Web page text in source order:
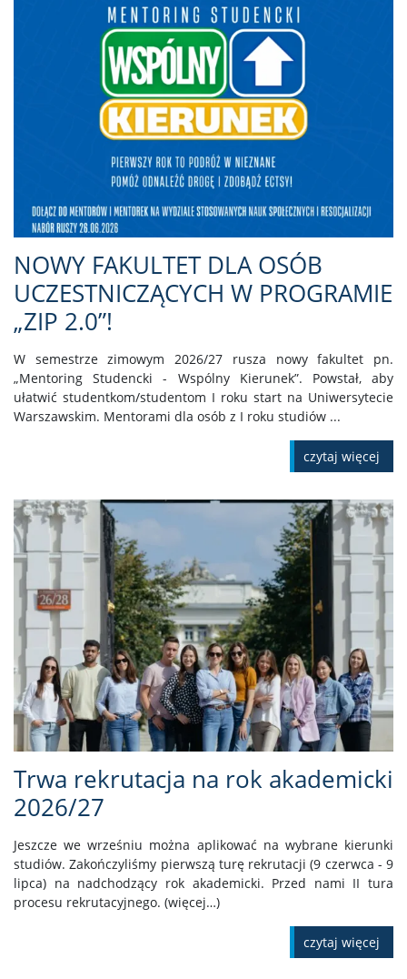
NOWY FAKULTET DLA OSÓB
UCZESTNICZĄCYCH W PROGRAMIE
„ZIP 2.0”!
W semestrze zimowym 2026/27 rusza nowy fakultet pn.
„Mentoring Studencki - Wspólny Kierunek”. Powstał, aby
ułatwić studentkom/studentom I roku start na Uniwersytecie
Warszawskim. Mentorami dla osób z I roku studiów ...
czytaj więcej
Trwa rekrutacja na rok akademicki
2026/27
Jeszcze we wrześniu można aplikować na wybrane kierunki
studiów. Zakończyliśmy pierwszą turę rekrutacji (9 czerwca - 9
lipca) na nadchodzący rok akademicki. Przed nami II tura
procesu rekrutacyjnego. (więcej…)
czytaj więcej